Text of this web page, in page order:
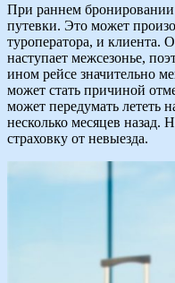
При раннем бронировании
путевки. Это может
туроператора, и клиента.
наступает межсезонье,
ином рейсе значительно
может стать причиной
может передумать лететь
несколько месяцев
страховку от невыезда.